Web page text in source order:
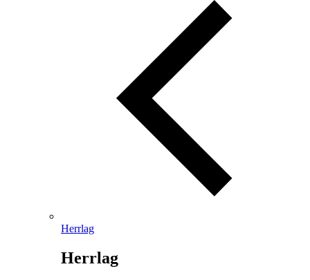
Herrlag
Herrlag